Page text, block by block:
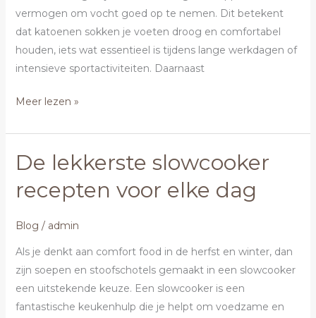
vermogen om vocht goed op te nemen. Dit betekent
dat katoenen sokken je voeten droog en comfortabel
houden, iets wat essentieel is tijdens lange werkdagen of
intensieve sportactiviteiten. Daarnaast
Meer lezen »
De lekkerste slowcooker
recepten voor elke dag
Blog / admin
Als je denkt aan comfort food in de herfst en winter, dan
zijn soepen en stoofschotels gemaakt in een slowcooker
een uitstekende keuze. Een slowcooker is een
fantastische keukenhulp die je helpt om voedzame en
De
slowcooker
voor
elke
dag